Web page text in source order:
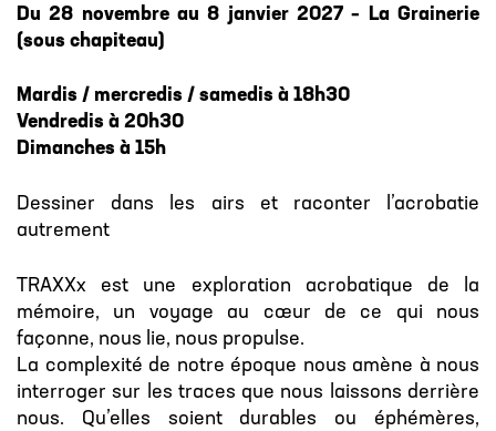
Du 28 novembre au 8 janvier 2027 – La Grainerie
(sous chapiteau)
Mardis / mercredis / samedis à 18h30
Vendredis à 20h30
Dimanches à 15h
Dessiner dans les airs et raconter l’acrobatie
autrement
TRAXXx est une exploration acrobatique de la
mémoire, un voyage au cœur de ce qui nous
façonne, nous lie, nous propulse.
La complexité de notre époque nous amène à nous
interroger sur les traces que nous laissons derrière
nous. Qu’elles soient durables ou éphémères,